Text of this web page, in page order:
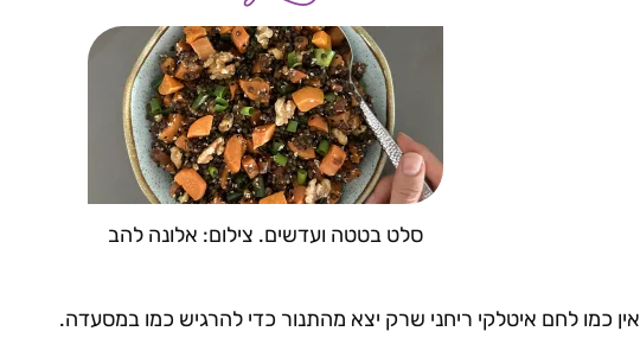
סלט בטטה ועדשים. צילום: אלונה להב
אין כמו לחם איטלקי ריחני שרק יצא מהתנור כדי להרגיש כמו במסעדה.